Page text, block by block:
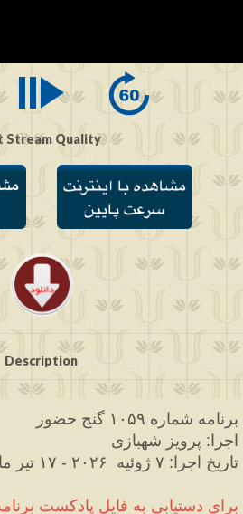
Stream Quality
Description
برنامه شماره ۱۰۵۹ گنج حضور
اجرا: پرویز شهبازی
تاریخ اجرا: ۷ ژوئیه -